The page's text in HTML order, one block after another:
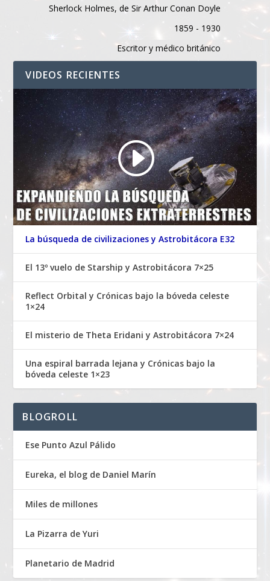
Sherlock Holmes, de Sir Arthur Conan Doyle
1859 - 1930
Escritor y médico británico
VIDEOS RECIENTES
La búsqueda de civilizaciones y Astrobitácora E32
El 13º vuelo de Starship y Astrobitácora 7×25
Reflect Orbital y Crónicas bajo la bóveda celeste
1×24
El misterio de Theta Eridani y Astrobitácora 7×24
Una espiral barrada lejana y Crónicas bajo la
bóveda celeste 1×23
BLOGROLL
Ese Punto Azul Pálido
Eureka, el blog de Daniel Marín
Miles de millones
La Pizarra de Yuri
Planetario de Madrid